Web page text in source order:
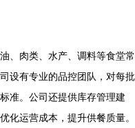
、肉类、水产、调料等食堂常
设有专业的品控团队，对每批
准。公司还提供库存管理建
化运营成本，提升供餐质量。